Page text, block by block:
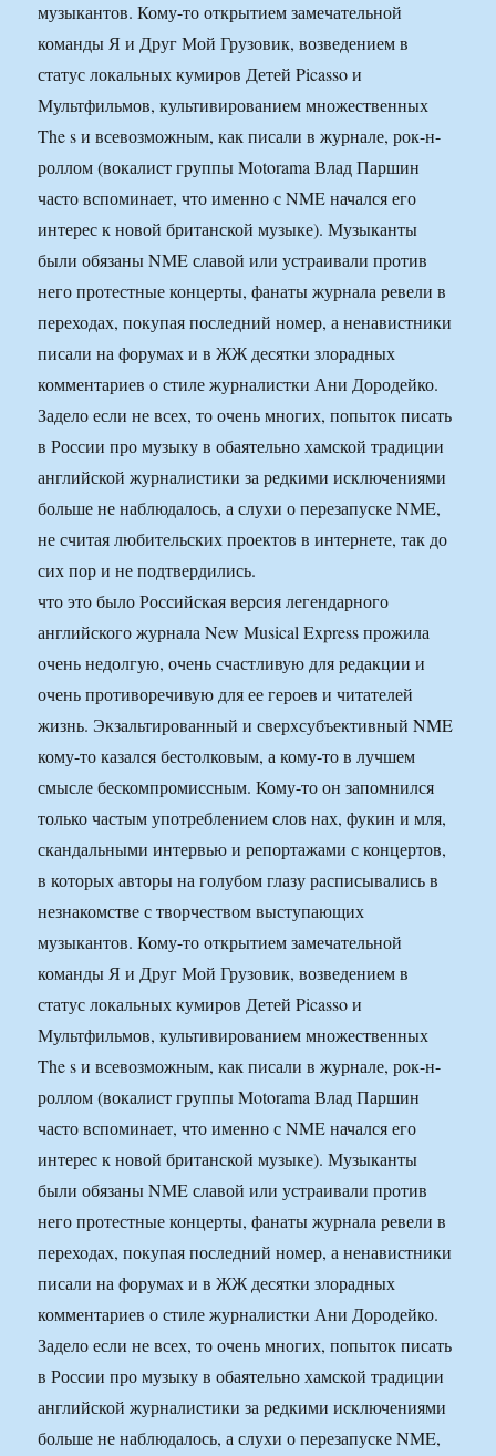
музыкантов. Кому-то открытием замечательной
команды Я и Друг Мой Грузовик, возведением в
статус локальных кумиров Детей Picasso и
Мультфильмов, культивированием множественных
The s и всевозможным, как писали в журнале, рок-н-
роллом (вокалист группы Motorama Влад Паршин
часто вспоминает, что именно с NME начался его
интерес к новой британской музыке). Музыканты
были обязаны NME славой или устраивали против
него протестные концерты, фанаты журнала ревели в
переходах, покупая последний номер, а ненавистники
писали на форумах и в ЖЖ десятки злорадных
комментариев о стиле журналистки Ани Дородейко.
Задело если не всех, то очень многих, попыток писать
в России про музыку в обаятельно хамской традиции
английской журналистики за редкими исключениями
больше не наблюдалось, а слухи о перезапуске NME,
не считая любительских проектов в интернете, так до
сих пор и не подтвердились.
что это было Российская версия легендарного
английского журнала New Musical Express прожила
очень недолгую, очень счастливую для редакции и
очень противоречивую для ее героев и читателей
жизнь. Экзальтированный и сверхсубъективный NME
кому-то казался бестолковым, а кому-то в лучшем
смысле бескомпромиссным. Кому-то он запомнился
только частым употреблением слов нах, фукин и мля,
скандальными интервью и репортажами с концертов,
в которых авторы на голубом глазу расписывались в
незнакомстве с творчеством выступающих
музыкантов. Кому-то открытием замечательной
команды Я и Друг Мой Грузовик, возведением в
статус локальных кумиров Детей Picasso и
Мультфильмов, культивированием множественных
The s и всевозможным, как писали в журнале, рок-н-
роллом (вокалист группы Motorama Влад Паршин
часто вспоминает, что именно с NME начался его
интерес к новой британской музыке). Музыканты
были обязаны NME славой или устраивали против
него протестные концерты, фанаты журнала ревели в
переходах, покупая последний номер, а ненавистники
писали на форумах и в ЖЖ десятки злорадных
комментариев о стиле журналистки Ани Дородейко.
Задело если не всех, то очень многих, попыток писать
в России про музыку в обаятельно хамской традиции
английской журналистики за редкими исключениями
больше не наблюдалось, а слухи о перезапуске NME,